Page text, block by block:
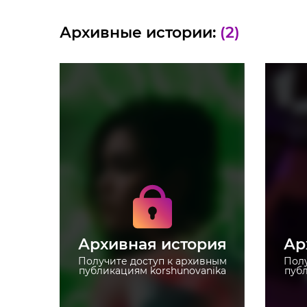
Архивные истории: (2)
Архивная история
Получите доступ к архивным
публикациям korshunovanika
архивным историям
korshunovanika
Не отвлекайтесь на
рекламу
Загружайте истории без
ограничений